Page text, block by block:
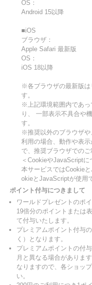
OS：
Android 15以降
■iOS
ブラウザ：
Apple Safari 最新版
OS：
iOS 18以降
※各ブラウザの最新版は
す。
※上記環境範囲内であっ
り、 一部表示不具合や
す。
※推奨以外のブラウザ
利用の場合、動作や表
で、推奨ブラウザでのご
＜CookieやJavaScriptに
本サービスではCookie
okieとJavaScriptが使用
ポイント付与につきまして
ワールドプレゼントのポ
19倍分のポイントまたは
て付与いたします。
プレミアムポイント付与
く）となります。
プレミアムポイントの付
月と異なる場合がありま
なりますので、各ショッ
い。